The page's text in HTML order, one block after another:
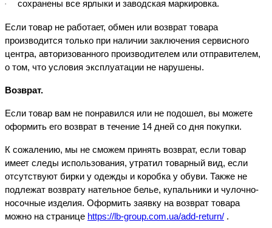
· сохранены все ярлыки и заводская маркировка.
Если товар не работает, обмен или возврат товара
производится только при наличии заключения сервисного
центра, авторизованного производителем или отправителем,
о том, что условия эксплуатации не нарушены.
Возврат.
Если товар вам не понравился или не подошел, вы можете
оформить его возврат в течение 14 дней со дня покупки.
К сожалению, мы не сможем принять возврат, если товар
имеет следы использования, утратил товарный вид, если
отсутствуют бирки у одежды и коробка у обуви. Также не
подлежат возврату нательное белье, купальники и чулочно-
носочные изделия. Оформить заявку на возврат товара
можно на странице https://lb-group.com.ua/add-return/ .